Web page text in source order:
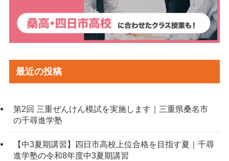
最近の投稿
第2回 三重ぜんけん模試を実施します｜三重県桑名市
の千尋進学塾
【中3夏期講習】四日市高校上位合格を目指す夏｜千尋
進学塾の令和8年度中3夏期講習